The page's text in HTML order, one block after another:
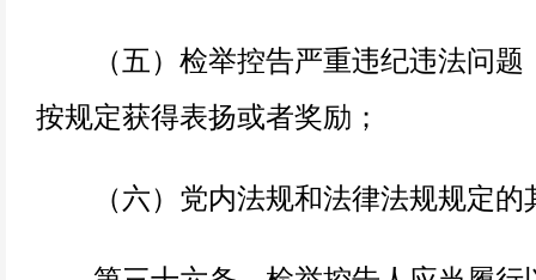
（五）检举控告严重违纪违法问题
按规定获得表扬或者奖励；
（六）党内法规和法律法规规定的